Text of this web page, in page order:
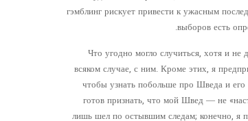
гэмблинг рискует привести к ужасным
выборов есть
Что угодно могло случиться, хотя и не
всяком случае, с ним. Кроме этих, я
чтобы узнать побольше про Шведа и
готов признать, что мой Швед — не
лишь шел по остывшим следам; конечно, я